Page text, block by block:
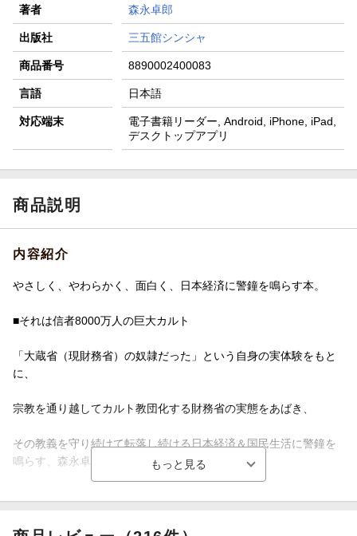
著者 森永卓郎
出版社 三五館シンシャ
商品番号 8890002400083
言語 日本語
対応端末
電子書籍リーダー, Android, iPhone, iPad,
デスクトップアプリ
商品説明
内容紹介
やさしく、やわらかく、面白く、日本経済に警鐘を鳴らす本。
■それは信者8000万人の巨大カルト
「大蔵省（現財務省）の奴隷だった」という自身の実体験をもと
に、
宗教を通り越してカルト教団化する財務省の実態をあばき、
その教義を守り続けて転落し続ける日本経済＆国民生活に警鐘を
鳴らす、森永卓郎による警世の書。
きた「財政均衡主義」という教義は、国民やマスメディア